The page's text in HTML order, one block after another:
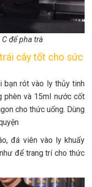
để pha trà
cây tốt cho sức
bạn rót vào ly thủy tinh
phèn và 15ml nước cốt
cho thức uống. Dùng
đá viên vào ly khuấy
để trang trí cho thức